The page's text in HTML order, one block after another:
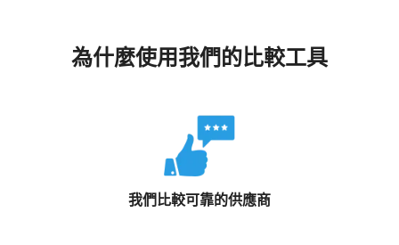
為什麼使用我們的比較工具
我們比較可靠的供應商